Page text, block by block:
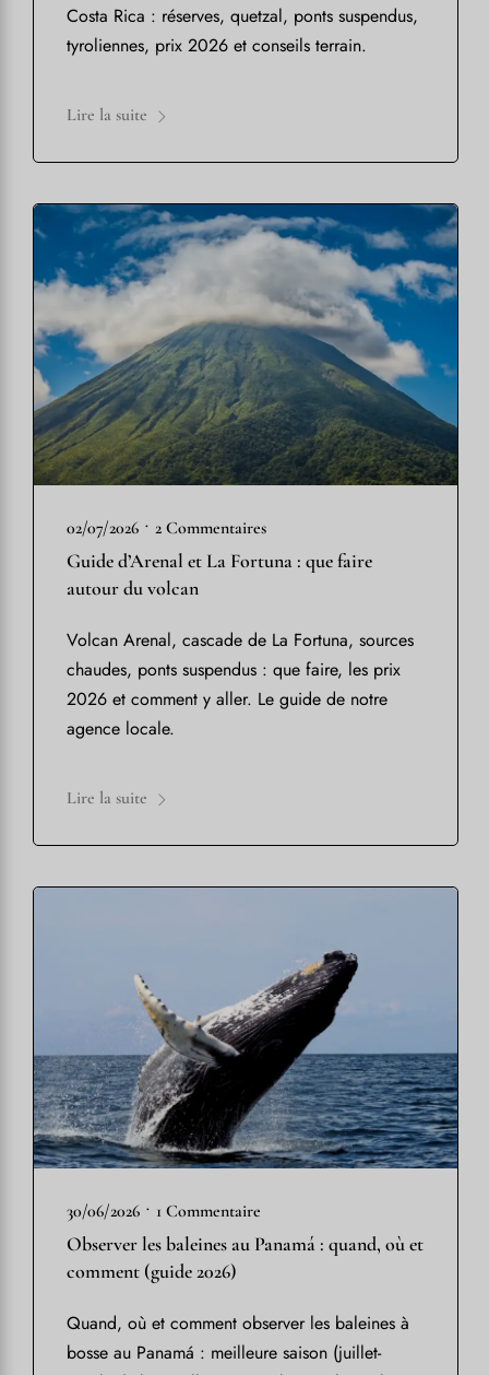
Costa Rica : réserves, quetzal, ponts suspendus,
tyroliennes, prix 2026 et conseils terrain.
Lire la suite
02/07/2026 • 2 Commentaires
Guide d’Arenal et La Fortuna : que faire
autour du volcan
Volcan Arenal, cascade de La Fortuna, sources
chaudes, ponts suspendus : que faire, les prix
2026 et comment y aller. Le guide de notre
agence locale.
Lire la suite
30/06/2026 • 1 Commentaire
Observer les baleines au Panamá : quand, où et
comment (guide 2026)
Quand, où et comment observer les baleines à
bosse au Panamá : meilleure saison (juillet-